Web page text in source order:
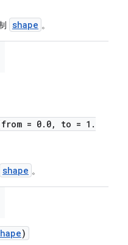
shape 。
= 0.0, to = 1.
shape 。
)